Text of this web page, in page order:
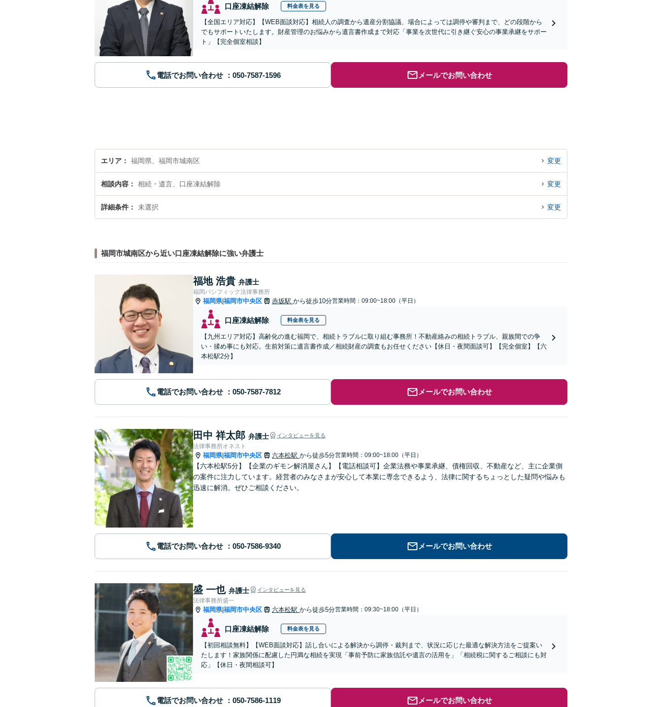
口座凍結解除 料金表を見る
【全国エリア対応】【WEB面談対応】相続人の調査から遺産分割協議、場合によっては調停や審判まで、どの段階から
でもサポートいたします。財産管理のお悩みから遺言書作成まで対応「事業を次世代に引き継ぐ安心の事業承継をサポー
ト」【完全個室相談】
電話でお問い合わせ メールでお問い合わせ
エリア 福岡県、福岡市城南区 変更
相談内容 相続・遺言、口座凍結解除 変更
詳細条件 未選択 変更
福岡市城南区から近い口座凍結解除に強い弁護士
福地 浩貴 弁護士
福岡パシフィック法律事務所
福岡県|福岡市中央区 赤坂駅 から徒歩10分営業時間：09:00~18:00（平日）
口座凍結解除 料金表を見る
【九州エリア対応】高齢化の進む福岡で、相続トラブルに取り組む事務所！不動産絡みの相続トラブル、親族間での争
い・揉め事にも対応。生前対策に遺言書作成／相続財産の調査もお任せください【休日・夜間面談可】【完全個室】【六
本松駅2分】
電話でお問い合わせ メールでお問い合わせ
田中 祥太郎 弁護士 インタビューを見る
法律事務所オネスト
福岡県|福岡市中央区 六本松駅 から徒歩5分営業時間：09:00~18:00（平日）
【六本松駅5分】【企業のギモン解消屋さん】【電話相談可】企業法務や事業承継、債権回収、不動産など、主に企業側
の案件に注力しています。経営者のみなさまが安心して本業に専念できるよう、法律に関するちょっとした疑問や悩みも
迅速に解消。ぜひご相談ください。
電話でお問い合わせ メールでお問い合わせ
盛 一也 弁護士 インタビューを見る
法律事務所盛一
福岡県|福岡市中央区 六本松駅 から徒歩5分営業時間：09:30~18:00（平日）
口座凍結解除 料金表を見る
【初回相談無料】【WEB面談対応】話し合いによる解決から調停・裁判まで、状況に応じた最適な解決方法をご提案い
たします！家族関係に配慮した円満な相続を実現「事前予防に家族信託や遺言の活用を」「相続税に関するご相談にも対
応」【休日・夜間相談可】
電話でお問い合わせ メールでお問い合わせ